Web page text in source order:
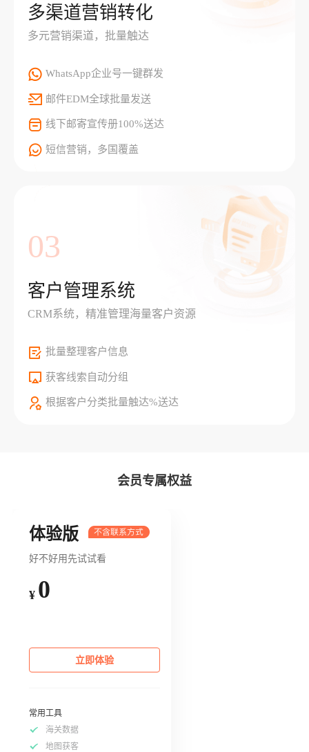
多渠道营销转化
多元营销渠道，批量触达
WhatsApp企业号一键群发
邮件EDM全球批量发送
线下邮寄宣传册100%送达
短信营销，多国覆盖
03
客户管理系统
CRM系统，精准管理海量客户资源
批量整理客户信息
获客线索自动分组
根据客户分类批量触达%送达
会员专属权益
体验版
好不好用先试试看
¥ 0
立即体验
常用工具
海关数据
地图获客